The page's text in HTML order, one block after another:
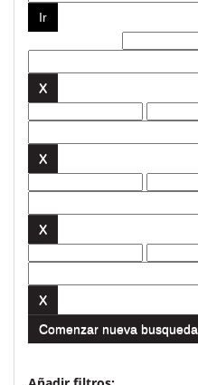
Comenzar nueva busqueda